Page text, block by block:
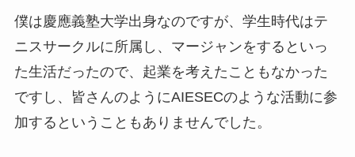
僕は慶應義塾大学出身なのですが、学生時代はテ
ニスサークルに所属し、マージャンをするといっ
た生活だったので、起業を考えたこともなかった
ですし、皆さんのようにAIESECのような活動に参
加するということもありませんでした。